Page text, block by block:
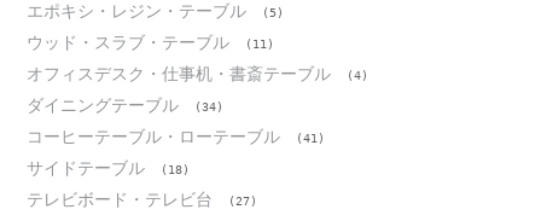
エポキシ・レジン・テーブル (5)
ウッド・スラブ・テーブル (11)
オフィスデスク・仕事机・書斎テーブル (4)
ダイニングテーブル (34)
コーヒーテーブル・ローテーブル (41)
サイドテーブル (18)
テレビボード・テレビ台 (27)